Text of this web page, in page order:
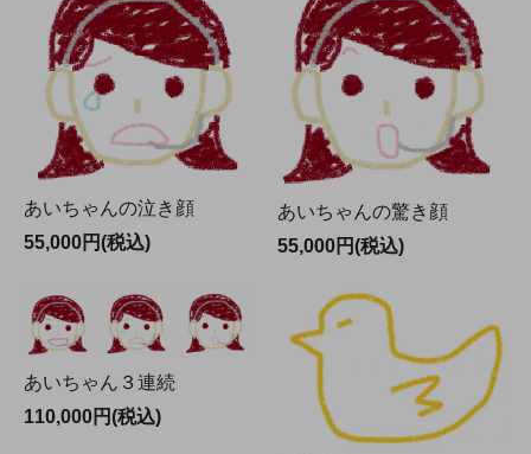
あいちゃんの泣き顔
55,000円(税込)
あいちゃんの驚き顔
55,000円(税込)
あいちゃん３連続
110,000円(税込)